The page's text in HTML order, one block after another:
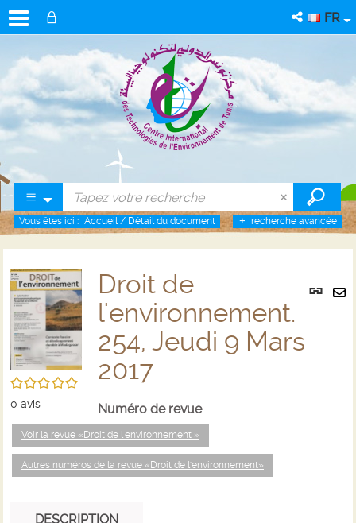
FR
recherche avancée
Vous êtes ici : Accueil / Détail du document
Lien
/5
0 avis
Droit de
l'environnement.
254, Jeudi 9 Mars
2017
Numéro de revue
Voir la revue «Droit de l'environnement »
Autres numéros de la revue «Droit de l'environnement»
DESCRIPTION